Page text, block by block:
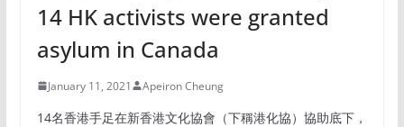
14 HK activists were granted
asylum in Canada
January 11, 2021 Apeiron Cheung
14名香港手足在新香港文化協會（下稱港化協）協助底下，